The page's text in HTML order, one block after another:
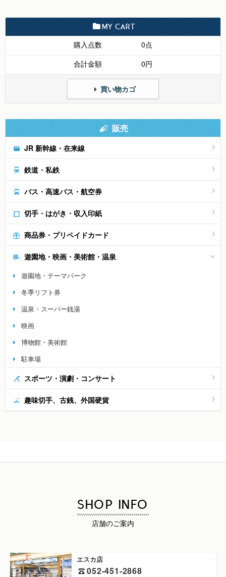
MY CART
購入点数
0点
合計金額
0円
買い物カゴ
販売
JR 新幹線・在来線
鉄道・私鉄
バス・高速バス・航空券
切手・はがき・収入印紙
商品券・プリペイドカード
遊園地・映画・美術館・温泉
遊園地・テーマパーク
冬季リフト券
温泉・スーパー銭湯
映画
博物館・美術館
駐車場
スポーツ・演劇・コンサート
趣味切手、古銭、外国硬貨
SHOP INFO
店舗のご案内
エスカ店
052-451-2868